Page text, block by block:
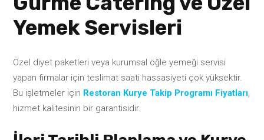
Yemek Servisleri
Özel diyet paketleri veya kurumsal öğle yemeği servisi
yapan firmalar için teslimat saati hassasiyeti çok yüksektir.
Bu işletmeler için Restoran Kurye Takip Programı Fiyatları,
hizmet kalitesinin bir garantisidir.